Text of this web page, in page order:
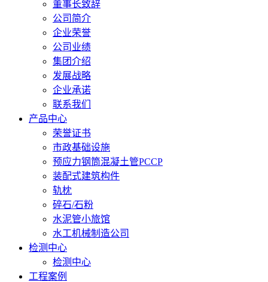
董事长致辞
公司简介
企业荣誉
公司业绩
集团介绍
发展战略
企业承诺
联系我们
产品中心
荣誉证书
市政基础设施
预应力钢筒混凝土管PCCP
装配式建筑构件
轨枕
碎石/石粉
水泥管小旅馆
水工机械制造公司
检测中心
检测中心
工程案例